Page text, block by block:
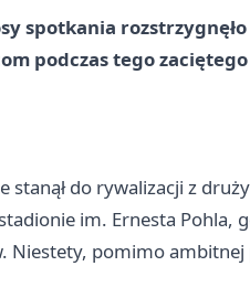
spotkania
podczas tego
stanął do rywalizacji z
im. Ernesta Pohla,
Niestety, pomimo ambitnej